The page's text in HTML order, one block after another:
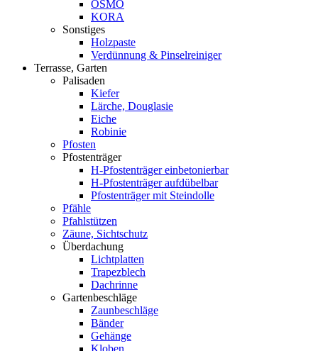
OSMO
KORA
Sonstiges
Holzpaste
Verdünnung & Pinselreiniger
Terrasse, Garten
Palisaden
Kiefer
Lärche, Douglasie
Eiche
Robinie
Pfosten
Pfostenträger
H-Pfostenträger einbetonierbar
H-Pfostenträger aufdübelbar
Pfostenträger mit Steindolle
Pfähle
Pfahlstützen
Zäune, Sichtschutz
Überdachung
Lichtplatten
Trapezblech
Dachrinne
Gartenbeschläge
Zaunbeschläge
Bänder
Gehänge
Kloben